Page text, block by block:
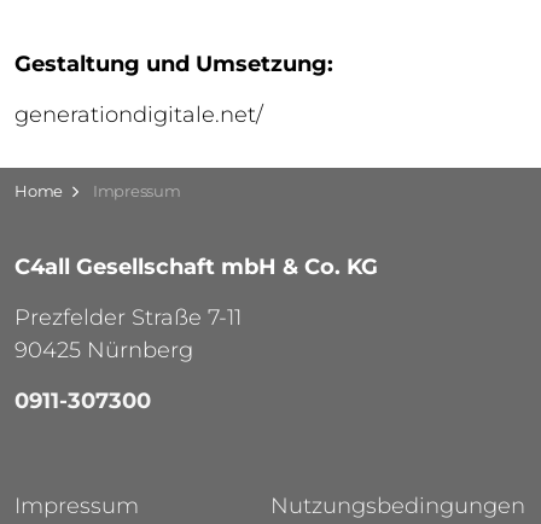
Gestaltung und Umsetzung:
generationdigitale.net/
Home Impressum
C4all Gesellschaft mbH & Co. KG
Prezfelder Straße 7-11
90425 Nürnberg
0911-307300
Impressum Nutzungsbedingungen